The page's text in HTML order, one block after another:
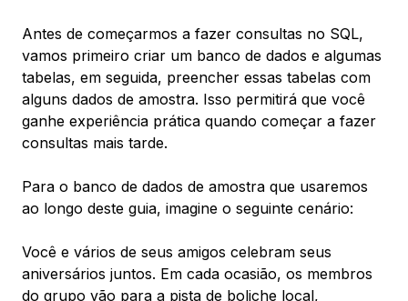
Antes de começarmos a fazer consultas no SQL,
vamos primeiro criar um banco de dados e algumas
tabelas, em seguida, preencher essas tabelas com
alguns dados de amostra. Isso permitirá que você
ganhe experiência prática quando começar a fazer
consultas mais tarde.
Para o banco de dados de amostra que usaremos
ao longo deste guia, imagine o seguinte cenário:
Você e vários de seus amigos celebram seus
aniversários juntos. Em cada ocasião, os membros
do grupo vão para a pista de boliche local,